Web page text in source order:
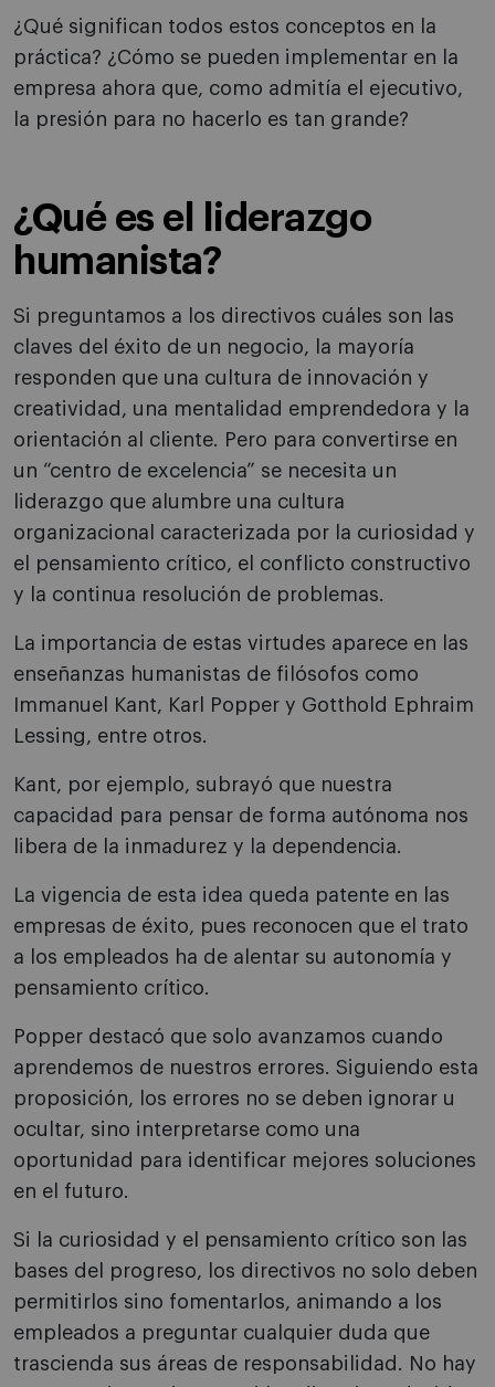
¿Qué significan todos estos conceptos en la
práctica? ¿Cómo se pueden implementar en la
empresa ahora que, como admitía el ejecutivo,
la presión para no hacerlo es tan grande?
¿Qué es el liderazgo
humanista?
Si preguntamos a los directivos cuáles son las
claves del éxito de un negocio, la mayoría
responden que una cultura de innovación y
creatividad, una mentalidad emprendedora y la
orientación al cliente. Pero para convertirse en
un “centro de excelencia” se necesita un
liderazgo que alumbre una cultura
organizacional caracterizada por la curiosidad y
el pensamiento crítico, el conflicto constructivo
y la continua resolución de problemas.
La importancia de estas virtudes aparece en las
enseñanzas humanistas de filósofos como
Immanuel Kant, Karl Popper y Gotthold Ephraim
Lessing, entre otros.
Kant, por ejemplo, subrayó que nuestra
capacidad para pensar de forma autónoma nos
libera de la inmadurez y la dependencia.
La vigencia de esta idea queda patente en las
empresas de éxito, pues reconocen que el trato
a los empleados ha de alentar su autonomía y
pensamiento crítico.
Popper destacó que solo avanzamos cuando
aprendemos de nuestros errores. Siguiendo esta
proposición, los errores no se deben ignorar u
ocultar, sino interpretarse como una
oportunidad para identificar mejores soluciones
en el futuro.
Si la curiosidad y el pensamiento crítico son las
bases del progreso, los directivos no solo deben
permitirlos sino fomentarlos, animando a los
empleados a preguntar cualquier duda que
trascienda sus áreas de responsabilidad. No hay